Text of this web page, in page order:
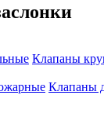
Клапаны
Клапаны